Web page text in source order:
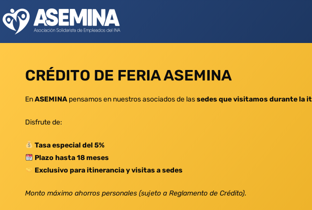
CRÉDITO DE FERIA ASEMINA
EnASEMINA pensamos en nuestros asociados de lassedes que visitamos durante la
Disfrute de:
Tasa especial del 5%
Plazo hasta 18 meses
Exclusivo para itinerancia y visitas a sedes
Monto máximo ahorros personales (sujeto a Reglamento de Crédito).